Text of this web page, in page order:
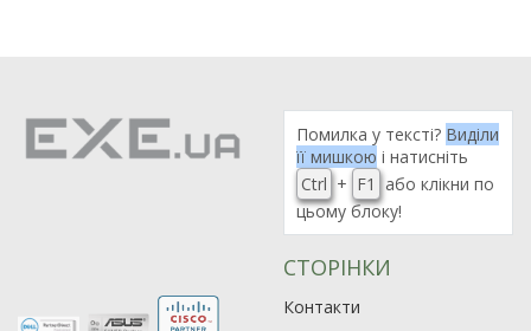
974
Помилка у тексті? Виділи
її мишкою і натисніть
Ctrl + F1
або клікни по
цьому блоку!
СТОРІНКИ
Контакти